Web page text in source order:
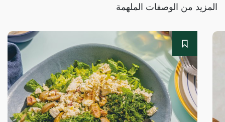
المزيد من الوصفات الملهمة